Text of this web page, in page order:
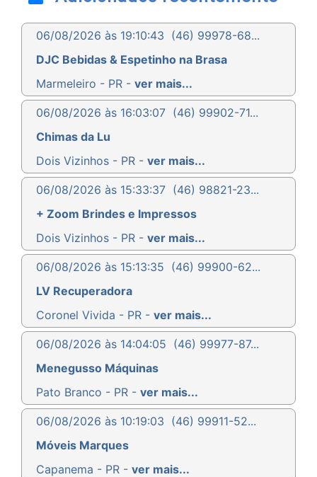
06/08/2026 às 19:10:43 (46) 99978-68...
DJC Bebidas & Espetinho na Brasa
Marmeleiro - PR - ver mais...
06/08/2026 às 16:03:07 (46) 99902-71...
Chimas da Lu
Dois Vizinhos - PR - ver mais...
06/08/2026 às 15:33:37 (46) 98821-23...
+ Zoom Brindes e Impressos
Dois Vizinhos - PR - ver mais...
06/08/2026 às 15:13:35 (46) 99900-62...
LV Recuperadora
Coronel Vivida - PR - ver mais...
06/08/2026 às 14:04:05 (46) 99977-87...
Menegusso Máquinas
Pato Branco - PR - ver mais...
06/08/2026 às 10:19:03 (46) 99911-52...
Móveis Marques
Capanema - PR - ver mais...